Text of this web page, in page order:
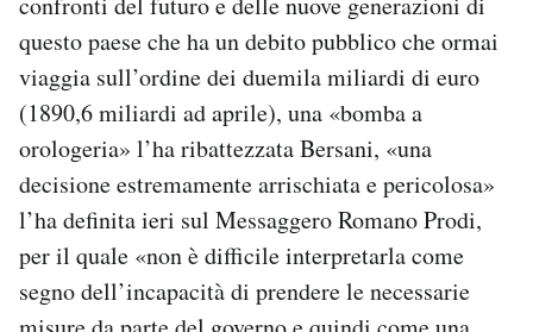
questo paese che ha un debito pubblico che ormai
viaggia sull’ordine dei duemila miliardi di euro
(1890,6 miliardi ad aprile), una «bomba a
orologeria» l’ha ribattezzata Bersani, «una
decisione estremamente arrischiata e pericolosa»
l’ha definita ieri sul Messaggero Romano Prodi,
per il quale «non è difficile interpretarla come
segno dell’incapacità di prendere le necessarie